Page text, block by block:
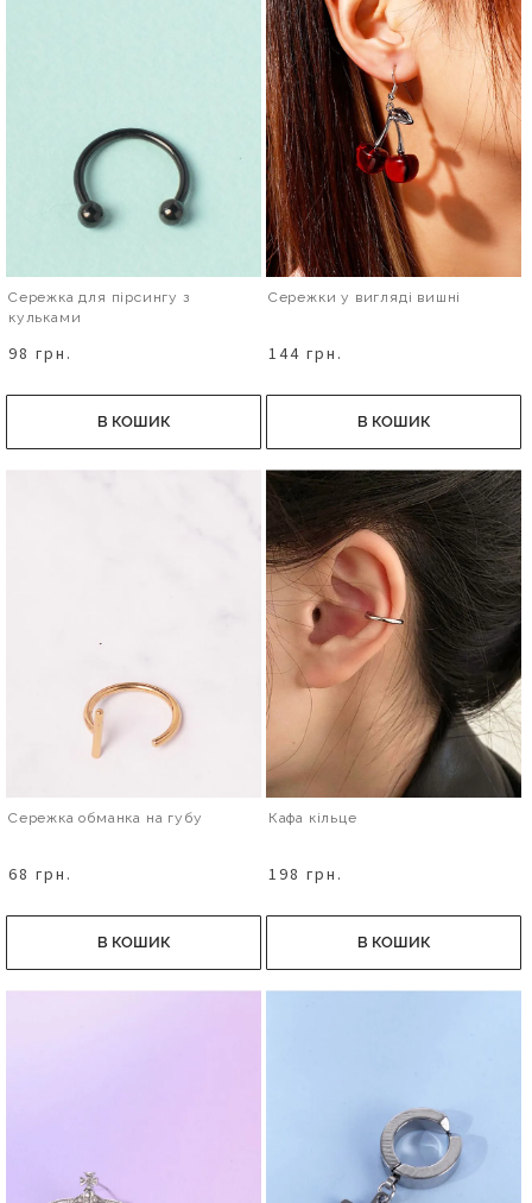
Сережка для пірсингу з
кульками
98 грн.
В КОШИК
Сережки у вигляді вишні
144 грн.
В КОШИК
Сережка обманка на губу
68 грн.
В КОШИК
Кафа кільце
198 грн.
В КОШИК